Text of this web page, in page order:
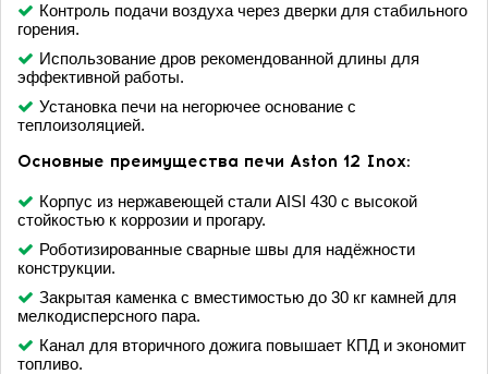
Контроль подачи воздуха через дверки для стабильного
горения.
Использование дров рекомендованной длины для
эффективной работы.
Установка печи на негорючее основание с
теплоизоляцией.
Основные преимущества печи Aston 12 Inox:
Корпус из нержавеющей стали AISI 430 с высокой
стойкостью к коррозии и прогару.
Роботизированные сварные швы для надёжности
конструкции.
Закрытая каменка с вместимостью до 30 кг камней для
мелкодисперсного пара.
Канал для вторичного дожига повышает КПД и экономит
топливо.